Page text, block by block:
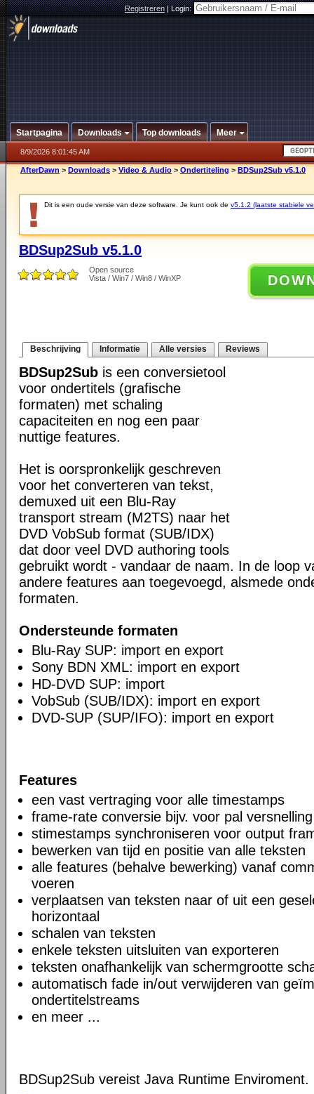
Registreren|Login:
Startpagina Downloads Top downloads Meer
8/9/2026 8:01:45 AM
AfterDawn > Downloads > Video & Audio > Ondertiteling > BDSup2Sub v5.1.0
Dit is een oude versie van deze software. Je kunt ook de v5.1.2 (laatste stabiele
BDSup2Sub v5.1.0
Open source
Vista / Win7 / Win8 / WinXP
Beschrijving Informatie Alle versies Reviews
BDSup2Sub is een conversietool
voor ondertitels (grafische
formaten) met schaling
capaciteiten en nog een paar
nuttige features.
Het is oorspronkelijk geschreven
voor het converteren van tekst,
demuxed uit een Blu-Ray
transport stream (M2TS) naar het
DVD VobSub format (SUB/IDX)
dat door veel DVD authoring tools
gebruikt wordt - vandaar de naam. In de loop
andere features aan toegevoegd, alsmede
formaten.
Ondersteunde formaten
Blu-Ray SUP: import en export
Sony BDN XML: import en export
HD-DVD SUP: import
VobSub (SUB/IDX): import en export
DVD-SUP (SUP/IFO): import en export
Features
een vast vertraging voor alle timestamps
frame-rate conversie bijv. voor pal versnelling
stimestamps synchroniseren voor output
bewerken van tijd en positie van alle teksten
alle features (behalve bewerking) vanaf
voeren
verplaatsen van teksten naar of uit een
horizontaal
schalen van teksten
enkele teksten uitsluiten van exporteren
teksten onafhankelijk van schermgrootte
automatisch fade in/out verwijderen van
ondertitelstreams
en meer ...
BDSup2Sub vereist Java Runtime Enviroment.